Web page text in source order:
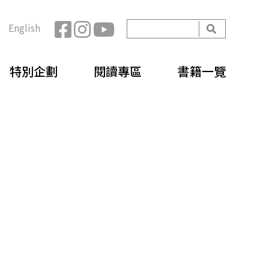
尋
始
尋
English
特別企劃 閱讀專區 書籍一覽